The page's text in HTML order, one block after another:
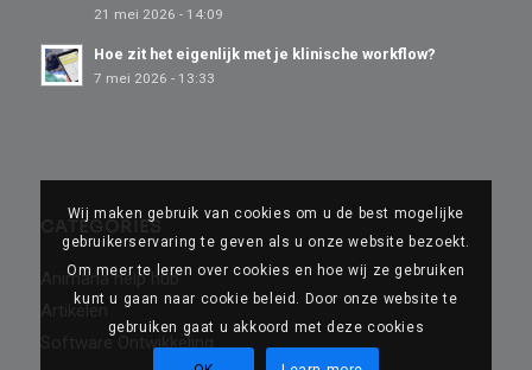
21 mei 2026 - 14:09
Hoe zit het eigenlijk met je klinische workflow?
7 mei 2026 - 13:33
CATEGORIES
Animana help hub
Artikelen
Software Ontwikkeling
Wij maken gebruik van cookies om u de best mogelijke
gebruikerservaring te geven als u onze website bezoekt.
Om meer te leren over cookies en hoe wij ze gebruiken
kunt u gaan naar cookie beleid. Door onze website te
gebruiken gaat u akkoord met deze cookies